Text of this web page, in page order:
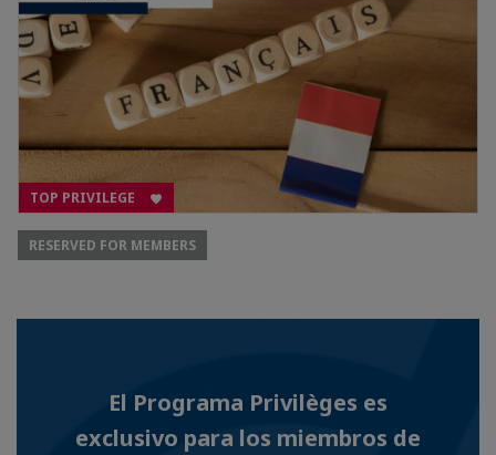
TOP PRIVILEGE
RESERVED FOR MEMBERS
El Programa Privilèges es
exclusivo para los miembros de